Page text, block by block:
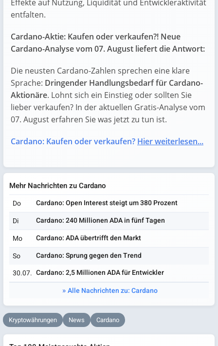
Effekte auf Nutzung, Liquidität und Entwickleraktivität
entfalten.
Cardano-Aktie: Kaufen oder verkaufen?! Neue
Cardano-Analyse vom 07. August liefert die Antwort:
Die neusten Cardano-Zahlen sprechen eine klare
Sprache: Dringender Handlungsbedarf für Cardano-
Aktionäre. Lohnt sich ein Einstieg oder sollten Sie
lieber verkaufen? In der aktuellen Gratis-Analyse vom
07. August erfahren Sie was jetzt zu tun ist.
Cardano: Kaufen oder verkaufen? Hier weiterlesen...
Mehr Nachrichten zu Cardano
Do
Cardano: Open Interest steigt um 380 Prozent
Di
Cardano: 240 Millionen ADA in fünf Tagen
Mo
Cardano: ADA übertrifft den Markt
So
Cardano: Sprung gegen den Trend
30.07. Cardano: 2,5 Millionen ADA für Entwickler
Alle Nachrichten zu: Cardano
Kryptowährungen News Cardano